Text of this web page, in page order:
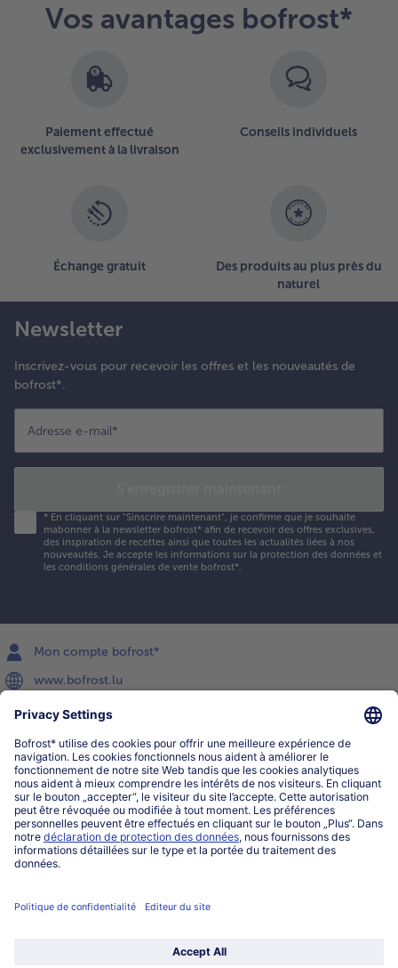
Vos avantages bofrost*
Paiement effectué
exclusivement à la livraison
Conseils individuels
Échange gratuit
Des produits au plus près du
naturel
Newsletter
Inscrivez-vous pour recevoir les offres et les nouveautés de
bofrost*.
Adresse e-mail*
* En cliquant sur "Sinscrire maintenant", je confirme que je souhaite
mabonner à la newsletter bofrost* afin de recevoir des offres exclusives,
des inspiration de recettes ainsi que toutes les actualités liées à nos
nouveautés. Je accepte les informations sur la protection des données et
les conditions générales de vente bofrost*.
Mon compte bofrost*
www.bofrost.lu
service@bofrost.lu
027863232
Lu-ve : 8h-20h Sa : 10h-16h
Service
Qui sommes-nous?